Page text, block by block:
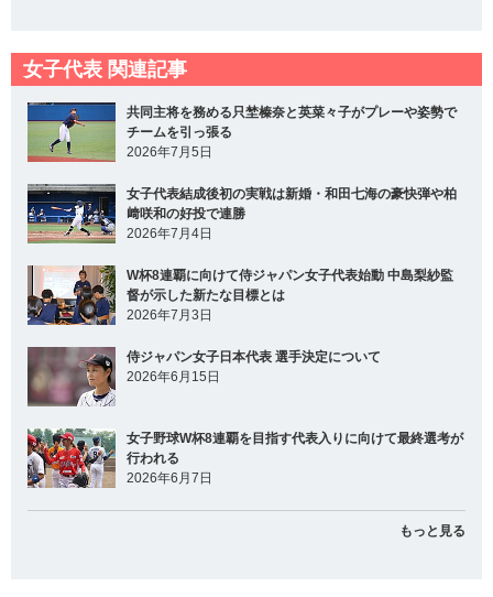
女子代表 関連記事
共同主将を務める只埜榛奈と英菜々子がプレーや姿勢で
チームを引っ張る
2026年7月5日
女子代表結成後初の実戦は新婚・和田七海の豪快弾や柏
﨑咲和の好投で連勝
2026年7月4日
W杯8連覇に向けて侍ジャパン女子代表始動 中島梨紗監
督が示した新たな目標とは
2026年7月3日
侍ジャパン女子日本代表 選手決定について
2026年6月15日
女子野球W杯8連覇を目指す代表入りに向けて最終選考が
行われる
2026年6月7日
もっと見る